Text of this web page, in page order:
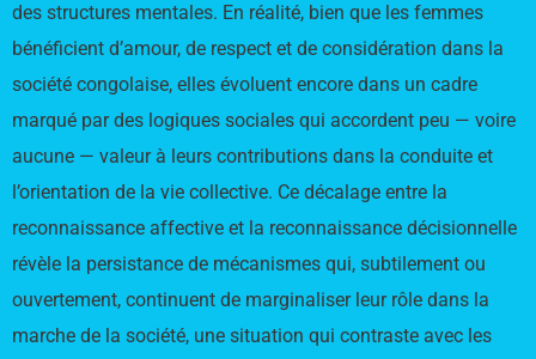
des structures mentales. En réalité, bien que les femmes
bénéficient d’amour, de respect et de considération dans la
société congolaise, elles évoluent encore dans un cadre
marqué par des logiques sociales qui accordent peu — voire
aucune — valeur à leurs contributions dans la conduite et
l’orientation de la vie collective. Ce décalage entre la
reconnaissance affective et la reconnaissance décisionnelle
révèle la persistance de mécanismes qui, subtilement ou
ouvertement, continuent de marginaliser leur rôle dans la
marche de la société, une situation qui contraste avec les